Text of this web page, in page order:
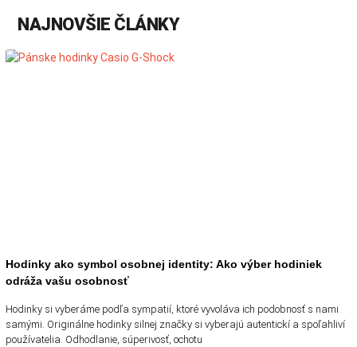
NAJNOVŠIE ČLÁNKY
Hodinky ako symbol osobnej identity: Ako výber hodiniek
odráža vašu osobnosť
Hodinky si vyberáme podľa sympatií, ktoré vyvoláva ich podobnosť s nami
samými. Originálne hodinky silnej značky si vyberajú autentickí a spoľahliví
používatelia. Odhodlanie, súperivosť, ochotu